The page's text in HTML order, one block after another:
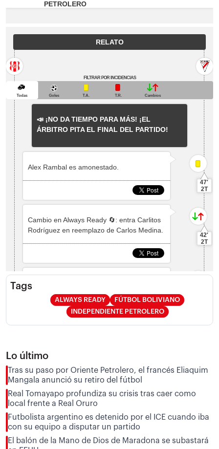
Tags
ALWAYS READY
FÚTBOL BOLIVIANO
INDEPENDIENTE PETROLERO
Lo último
Tras su paso por Oriente Petrolero, el francés Eliaquim
Mangala anunció su retiro del fútbol
Real Tomayapo profundiza su crisis tras caer como
local frente a Real Oruro
Futbolista argentino es detenido por el ICE cuando iba
con su equipo a disputar un partido
El balón de la Mano de Dios de Maradona se subastará